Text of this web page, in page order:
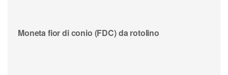
Moneta fior di conio (FDC) da rotolino